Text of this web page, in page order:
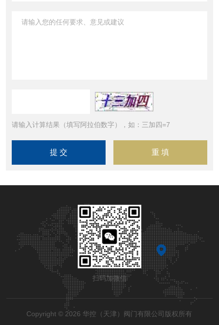
请输入计算结果（填写阿拉伯数字），如：三加四=7
扫码加微信
Copyright © 2026 华控（天津）阀门有限公司版权所有